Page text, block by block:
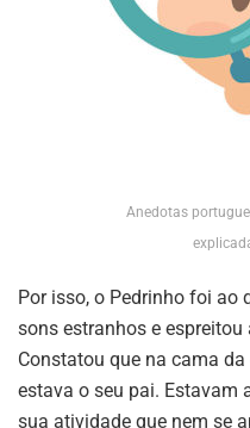
Anedotas
Por isso, o Pedrinho foi ao
sons estranhos e
Constatou que na cama
estava o seu pai. Estavam
sua atividade que nem se